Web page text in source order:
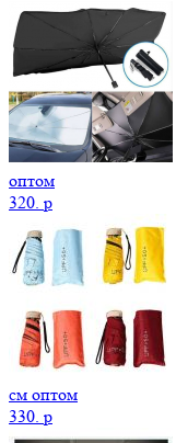
оптом
320. p
см оптом
330. p